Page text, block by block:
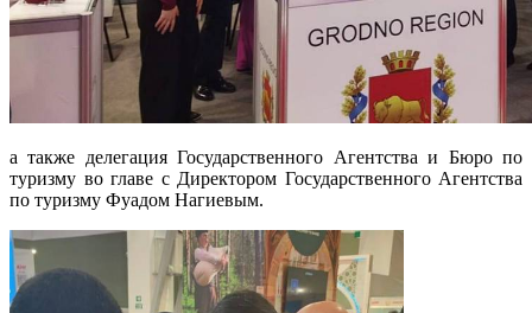
а также делегация Государственного Агентства и Бюро по
туризму во главе с Директором Государственного Агентства
по туризму Фуадом Нагиевым.